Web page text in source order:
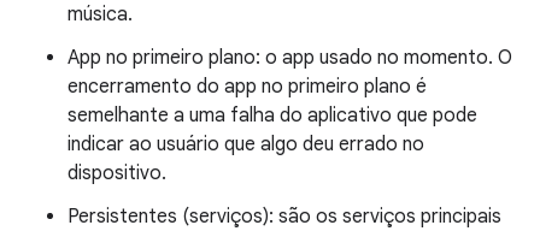
música.
App no primeiro plano: o app usado no momento. O
encerramento do app no primeiro plano é
semelhante a uma falha do aplicativo que pode
indicar ao usuário que algo deu errado no
dispositivo.
Persistentes (serviços): são os serviços principais